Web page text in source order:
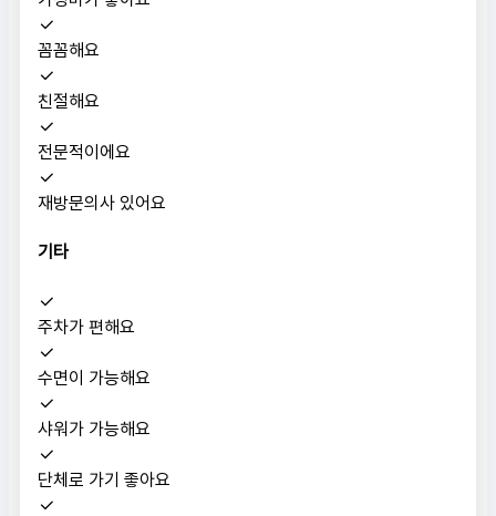
꼼꼼해요
친절해요
전문적이에요
재방문의사 있어요
기타
주차가 편해요
수면이 가능해요
샤워가 가능해요
단체로 가기 좋아요